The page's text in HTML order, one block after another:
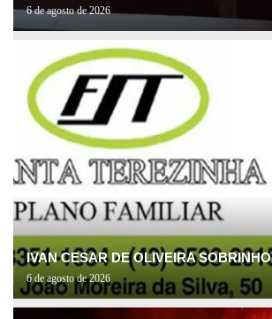
6 de agosto de 2026
IVAN CESAR DE OLIVEIRA SOBRINHO
6 de agosto de 2026